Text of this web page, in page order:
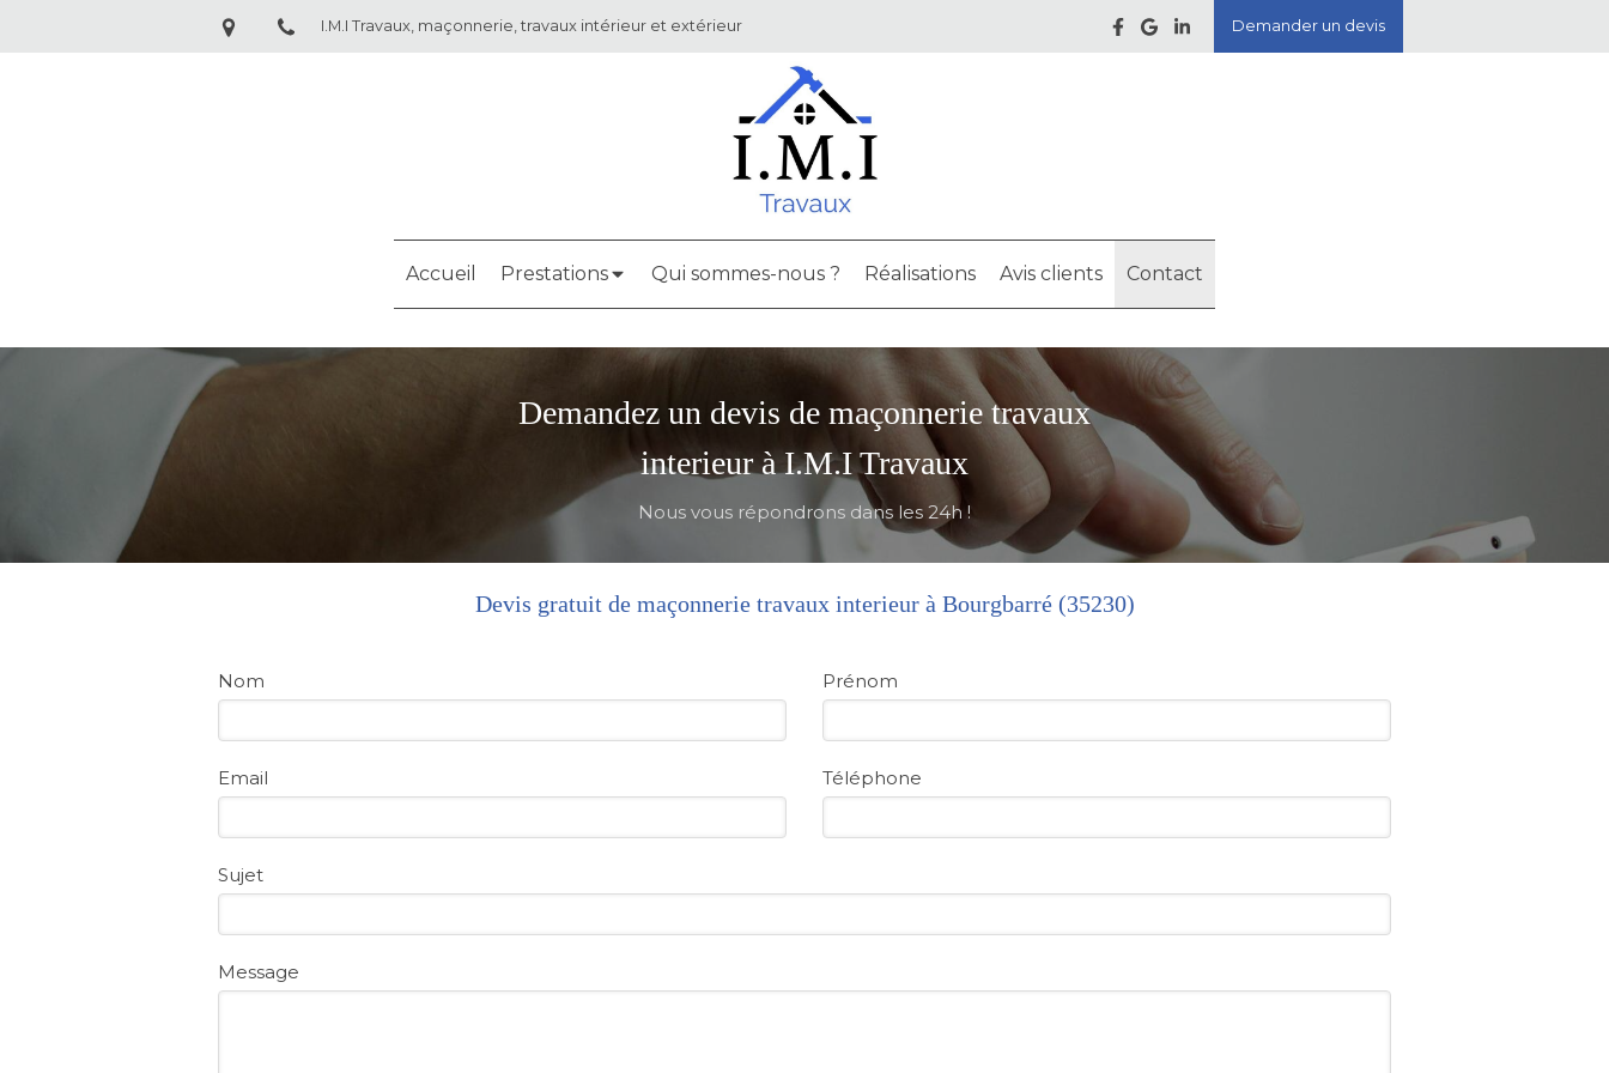
I.M.I Travaux, maçonnerie, travaux intérieur et extérieur Demander un devis
Accueil Prestations Qui sommes-nous ? Réalisations Avis clients Contact
Demandez un devis de maçonnerie travaux
interieur à I.M.I Travaux
Nous vous répondrons dans les 24h !
Devis gratuit de maçonnerie travaux interieur à Bourgbarré (35230)
Nom Prénom
Email Téléphone
Sujet
Message